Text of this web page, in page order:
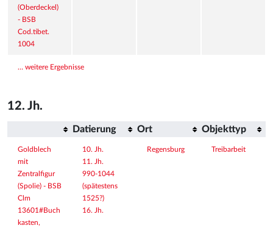
(Oberdeckel)
- BSB
Cod.tibet.
1004
… weitere Ergebnisse
12. Jh.
Datierung Ort Objekttyp
Goldblech
mit
Zentralfigur
(Spolie) - BSB
Clm
13601#Buch
kasten,
10. Jh.
11. Jh.
990-1044
(spätestens
1525?)
16. Jh.
Regensburg Treibarbeit